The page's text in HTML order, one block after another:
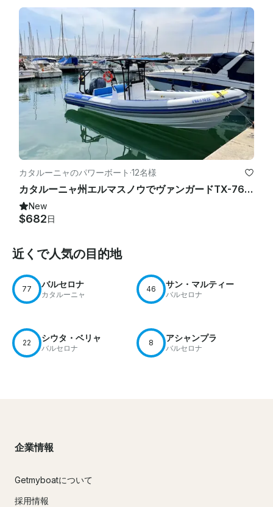
カタルーニャのパワーボート ·12名様
カタルーニャ州エルマスノウでヴァンガードTX-760 RIBをレンタル
New
$682日
近くで人気の目的地
77 バルセロナ
カタルーニャ
46 サン・マルティー
バルセロナ
22 シウタ・ベリャ
バルセロナ
8 アシャンプラ
バルセロナ
企業情報
Getmyboatについて
採用情報